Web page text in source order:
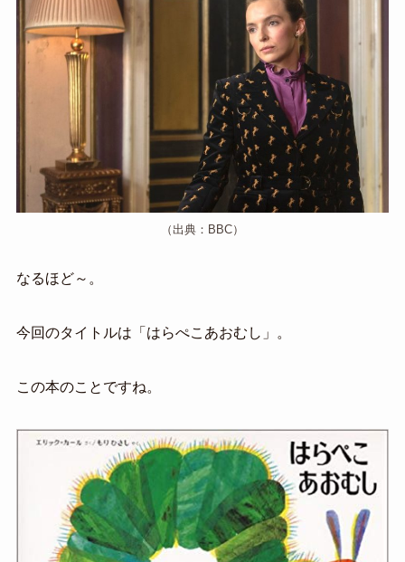
（出典：BBC）
なるほど～。
今回のタイトルは「はらぺこあおむし」。
この本のことですね。